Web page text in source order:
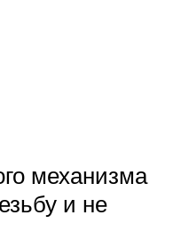
механизма
и не